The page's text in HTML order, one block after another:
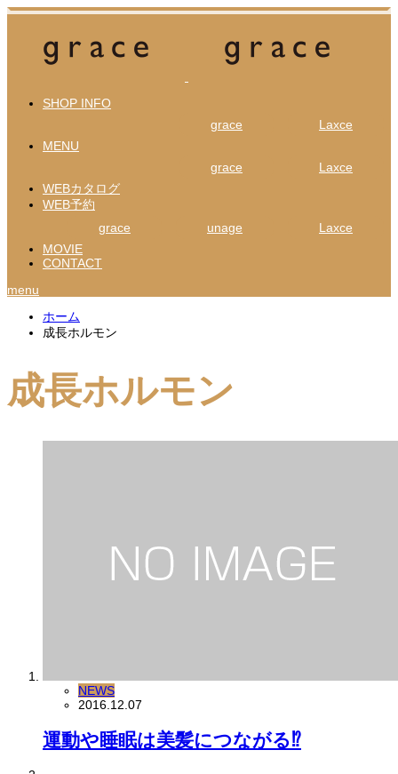
SHOP INFO
grace
Laxce
MENU
grace
Laxce
WEBカタログ
WEB予約
grace
unage
Laxce
MOVIE
CONTACT
menu
ホーム
成長ホルモン
成長ホルモン
NEWS
2016.12.07
運動や睡眠は美髪につながる⁉︎